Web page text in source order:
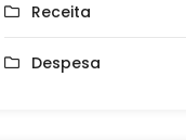
Receita
Despesa